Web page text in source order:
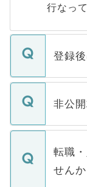
行なっ
登録
ご登録
登録内
ます。
いただ
い。
非公
マイナ
うち約
けない
下記の
転職
せんか